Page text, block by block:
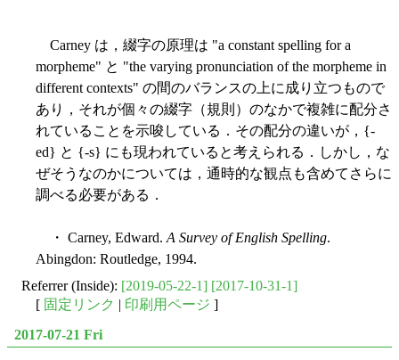
Carney は，綴字の原理は "a constant spelling for a
morpheme" と "the varying pronunciation of the morpheme in
different contexts" の間のバランスの上に成り立つもので
あり，それが個々の綴字（規則）のなかで複雑に配分さ
れていることを示唆している．その配分の違いが，{-
ed} と {-s} にも現われていると考えられる．しかし，な
ぜそうなのかについては，通時的な観点も含めてさらに
調べる必要がある．
・ Carney, Edward. A Survey of English Spelling.
Abingdon: Routledge, 1994.
Referrer (Inside): [2019-05-22-1] [2017-10-31-1]
[ 固定リンク | 印刷用ページ ]
2017-07-21 Fri